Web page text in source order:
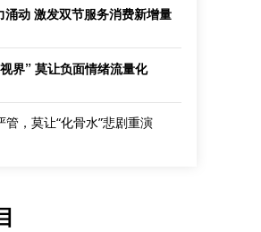
涌动 激发双节服务消费新增量
界” 莫让负面情绪流量化
管，莫让“化骨水”悲剧重演